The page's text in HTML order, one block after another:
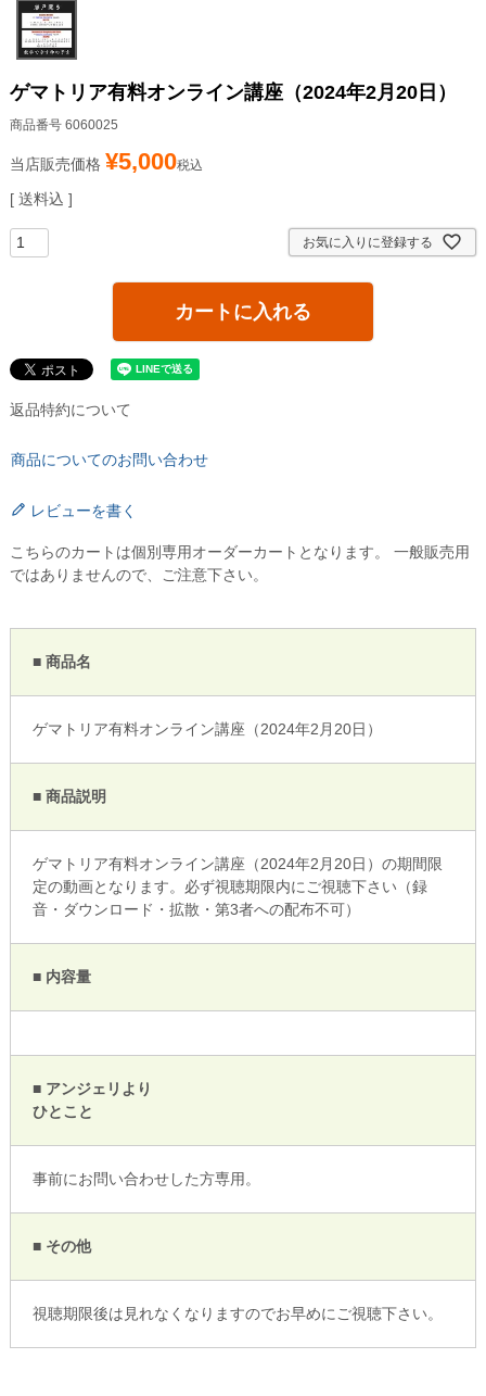
ゲマトリア有料オンライン講座（2024年2月20日）
商品番号 6060025
当店販売価格 ¥5,000税込
送料込
お気に入りに登録する
カートに入れる
返品特約について
商品についてのお問い合わせ
レビューを書く
こちらのカートは個別専用オーダーカートとなります。 一般販売用
ではありませんので、ご注意下さい。
■ 商品名
ゲマトリア有料オンライン講座（2024年2月20日）
■ 商品説明
ゲマトリア有料オンライン講座（2024年2月20日）の期間限
定の動画となります。必ず視聴期限内にご視聴下さい（録
音・ダウンロード・拡散・第3者への配布不可）
■ 内容量
■ アンジェリより
ひとこと
事前にお問い合わせした方専用。
■ その他
視聴期限後は見れなくなりますのでお早めにご視聴下さい。